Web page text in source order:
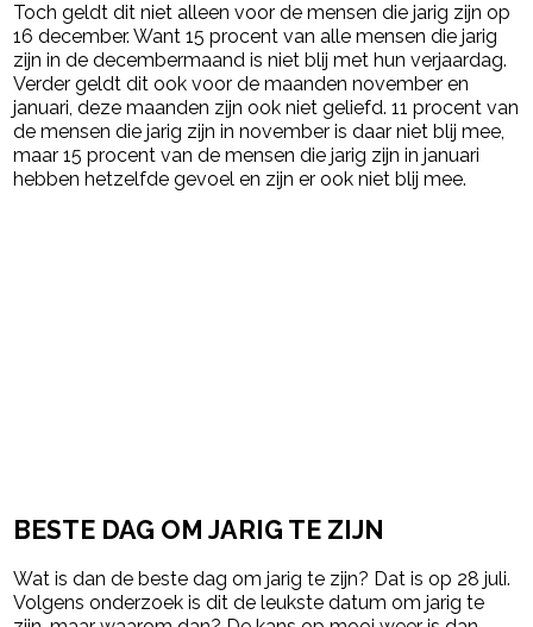
Toch geldt dit niet alleen voor de mensen die jarig zijn op
16 december. Want 15 procent van alle mensen die jarig
zijn in de decembermaand is niet blij met hun verjaardag.
Verder geldt dit ook voor de maanden november en
januari, deze maanden zijn ook niet geliefd. 11 procent van
de mensen die jarig zijn in november is daar niet blij mee,
maar 15 procent van de mensen die jarig zijn in januari
hebben hetzelfde gevoel en zijn er ook niet blij mee.
BESTE DAG OM JARIG TE ZIJN
Wat is dan de beste dag om jarig te zijn? Dat is op 28 juli.
Volgens onderzoek is dit de leukste datum om jarig te